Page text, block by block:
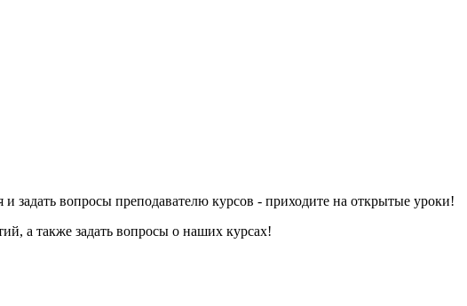
задать вопросы преподавателю курсов - приходите на открытые уроки!
а также задать вопросы о наших курсах!